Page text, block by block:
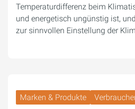
Temperaturdifferenz beim
und energetisch ungünstig ist,
zur sinnvollen Einstellung der
Marken & Produkte